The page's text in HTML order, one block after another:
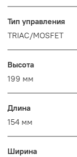
Тип управления
TRIAC/MOSFET
Высота
199 мм
Длина
154 мм
Ширина